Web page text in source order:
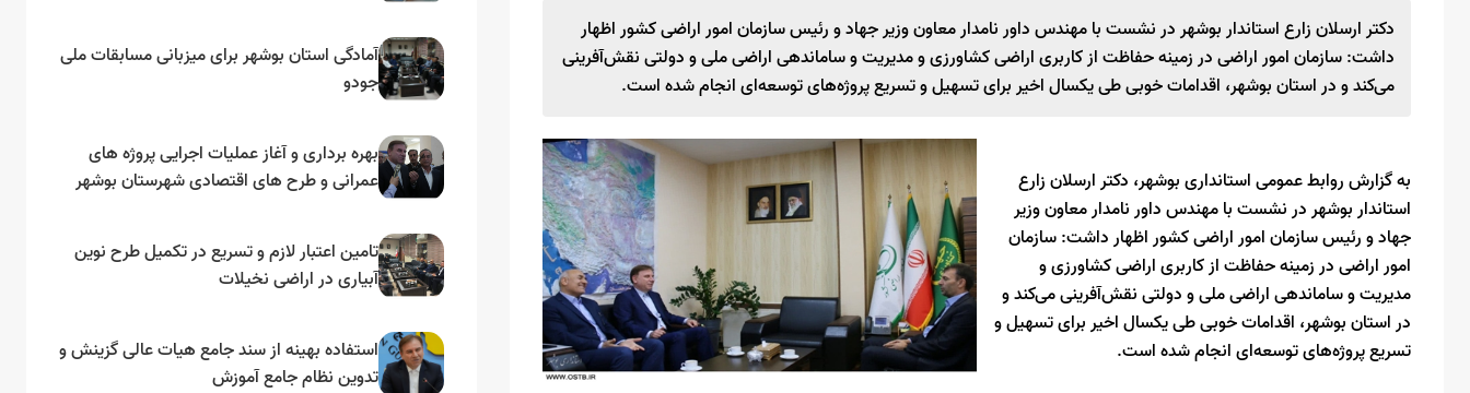
دکتر ارسلان زارع استاندار بوشهر در نشست با مهندس داور نامدار معاون وزیر جهاد و رئیس سازمان امور اراضی کشور اظهار
داشت: سازمان امور اراضی در زمینه حفاظت از کاربری اراضی کشاورزی و مدیریت و ساماندهی اراضی ملی و دولتی نقش‌آفرینی
می‌کند و در استان بوشهر، اقدامات خوبی طی یکسال اخیر برای تسهیل و تسریع پروژه‌های توسعه‌ای انجام شده است.
به گزارش روابط عمومی استانداری بوشهر، دکتر ارسلان زارع
استاندار بوشهر در نشست با مهندس داور نامدار معاون وزیر
جهاد و رئیس سازمان امور اراضی کشور اظهار داشت: سازمان
امور اراضی در زمینه حفاظت از کاربری اراضی کشاورزی و
مدیریت و ساماندهی اراضی ملی و دولتی نقش‌آفرینی می‌کند و
در استان بوشهر، اقدامات خوبی طی یکسال اخیر برای تسهیل و
تسریع پروژه‌های توسعه‌ای انجام شده است.
آمادگی استان بوشهر برای میزبانی مسابقات ملی
جودو
بهره برداری و آغاز عملیات اجرایی پروژه های
عمرانی و طرح های اقتصادی شهرستان بوشهر
تامین اعتبار لازم و تسریع در تکمیل طرح نوین
آبیاری در اراضی نخیلات
استفاده بهینه از سند جامع هیات عالی گزینش و‌
تدوین نظام جامع آموزش